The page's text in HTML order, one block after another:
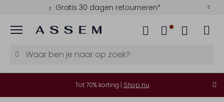
Gratis 30 dagen retourneren*
Menu
Tot 70% korting | Shop nu